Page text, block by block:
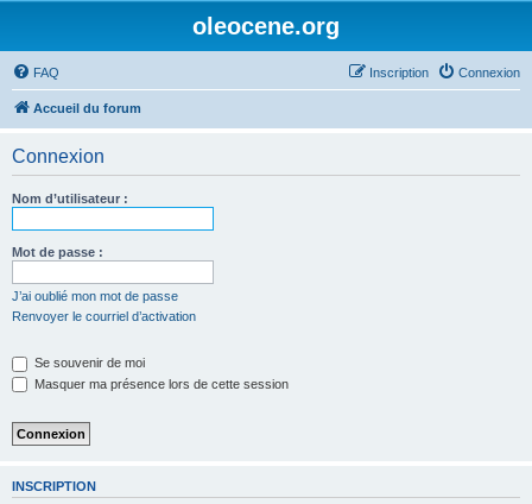
oleocene.org
FAQ Connexion
Inscription
Accueil du forum
Connexion
Nom d’utilisateur :
Mot de passe :
J’ai oublié mon mot de passe
Renvoyer le courriel d’activation
Se souvenir de moi
Masquer ma présence lors de cette session
INSCRIPTION